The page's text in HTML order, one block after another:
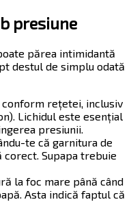
presiune
părea intimidantă
destul de simplu odată
rețetei, inclusiv
Lichidul este esențial
presiunii.
te că garnitura de
Supapa trebuie
la foc mare până când
Asta indică faptul că